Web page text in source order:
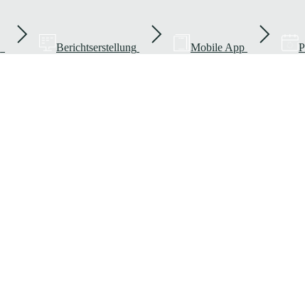
Berichtserstellung Mobile App